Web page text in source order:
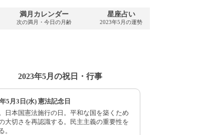
満月カレンダー
次の満月・今日の月齢
星座占い
2023年5月の運勢
2023年5月の祝日・行事
5月3日(水) 憲法記念日
日本国憲法施行の日。平和な国を築くため
大切さを再認識する。民主主義の重要性を
。